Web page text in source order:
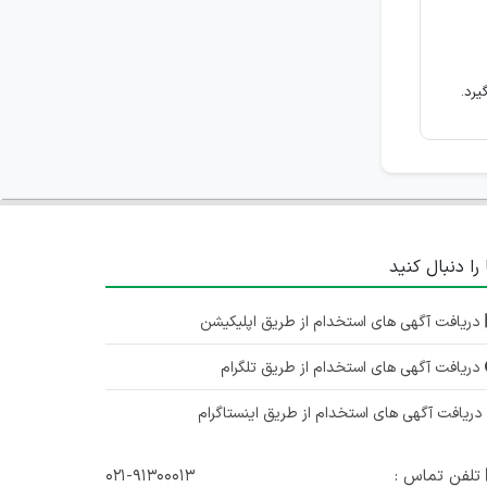
را دنبال کنید
دریافت آگهی های استخدام از طریق اپلیکیشن
دریافت آگهی های استخدام از طریق تلگرام
دریافت آگهی های استخدام از طریق اینستاگرام
تلفن تماس : ۰۲۱-۹۱۳۰۰۰۱۳